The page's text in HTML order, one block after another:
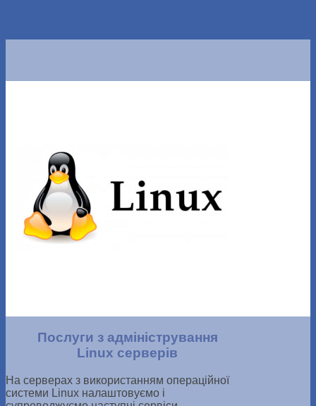
Послуги з адміністрування
Linux серверів
На серверах з використанням операційної
системи Linux налаштовуємо і